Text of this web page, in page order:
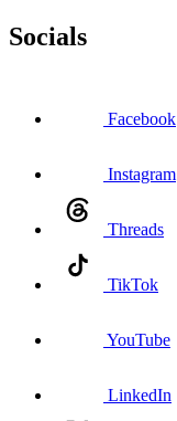
Socials
Facebook
Instagram
Threads
TikTok
YouTube
LinkedIn